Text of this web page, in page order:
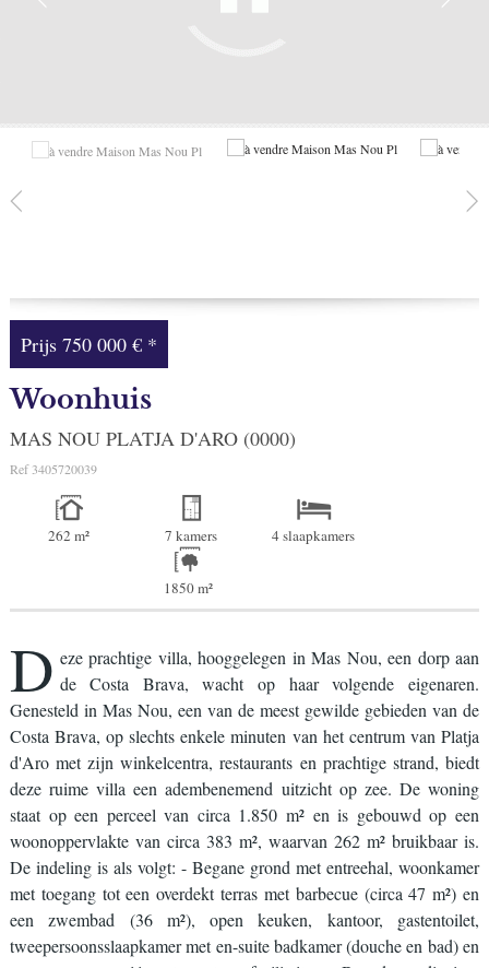
Prijs750 000 € *
Woonhuis
MAS NOU PLATJA D'ARO (0000)
Ref 3405720039
262 m² 7 kamers 4 slaapkamers
1850 m²
D eze prachtige villa, hooggelegen in Mas Nou, een dorp aan
de Costa Brava, wacht op haar volgende eigenaren.
Genesteld in Mas Nou, een van de meest gewilde gebieden van de
Costa Brava, op slechts enkele minuten van het centrum van Platja
d'Aro met zijn winkelcentra, restaurants en prachtige strand, biedt
deze ruime villa een adembenemend uitzicht op zee. De woning
staat op een perceel van circa 1.850 m² en is gebouwd op een
woonoppervlakte van circa 383 m², waarvan 262 m² bruikbaar is.
De indeling is als volgt: - Begane grond met entreehal, woonkamer
met toegang tot een overdekt terras met barbecue (circa 47 m²) en
een zwembad (36 m²), open keuken, kantoor, gastentoilet,
tweepersoonsslaapkamer met en-suite badkamer (douche en bad) en